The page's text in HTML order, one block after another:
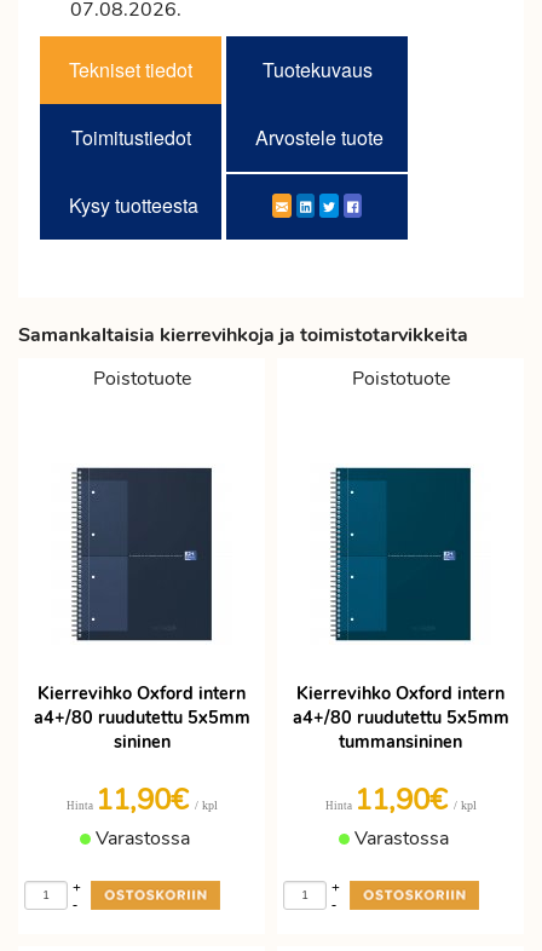
07.08.2026.
Tekniset tiedot Tuotekuvaus
Toimitustiedot Arvostele tuote
Kysy tuotteesta
Samankaltaisia kierrevihkoja ja toimistotarvikkeita
Poistotuote
Kierrevihko Oxford intern
a4+/80 ruudutettu 5x5mm
sininen
Hinta 11,90€ / kpl
Varastossa
-
+
Poistotuote
Kierrevihko Oxford intern
a4+/80 ruudutettu 5x5mm
tummansininen
Hinta 11,90€ / kpl
Varastossa
-
+